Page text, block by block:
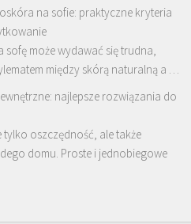
na sofie: praktyczne kryteria
może wydawać się trudna,
między skórą naturalną a …
najlepsze rozwiązania do
oszczędność, ale także
domu. Proste i jednobiegowe